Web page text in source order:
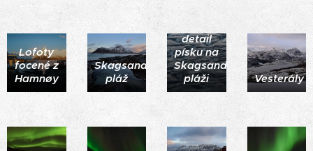
Lofoty
focené z
Hamnøy
Skagsanden
pláž
detail
písku na
Skagsanden
pláži
Vesterály